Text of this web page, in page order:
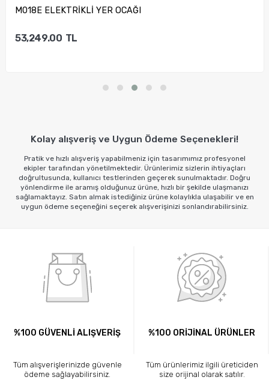
M018E ELEKTRİKLİ YER OCAĞI
53,249.00 TL
Kolay alışveriş ve Uygun Ödeme Seçenekleri!
Pratik ve hızlı alışveriş yapabilmeniz için tasarımımız profesyonel
ekipler tarafından yönetilmektedir. Ürünlerimiz sizlerin ihtiyaçları
doğrultusunda, kullanıcı testlerinden geçerek sunulmaktadır. Doğru
yönlendirme ile aramış olduğunuz ürüne, hızlı bir şekilde ulaşmanızı
sağlamaktayız. Satın almak istediğiniz ürüne kolaylıkla ulaşabilir ve en
uygun ödeme seçeneğini seçerek alışverişinizi sonlandırabilirsiniz.
%100 GÜVENLİ ALIŞVERİŞ
Tüm alışverişlerinizde güvenle
ödeme sağlayabilirsiniz.
%100 ORİJİNAL ÜRÜNLER
Tüm ürünlerimiz ilgili üreticiden
size orijinal olarak satılır.